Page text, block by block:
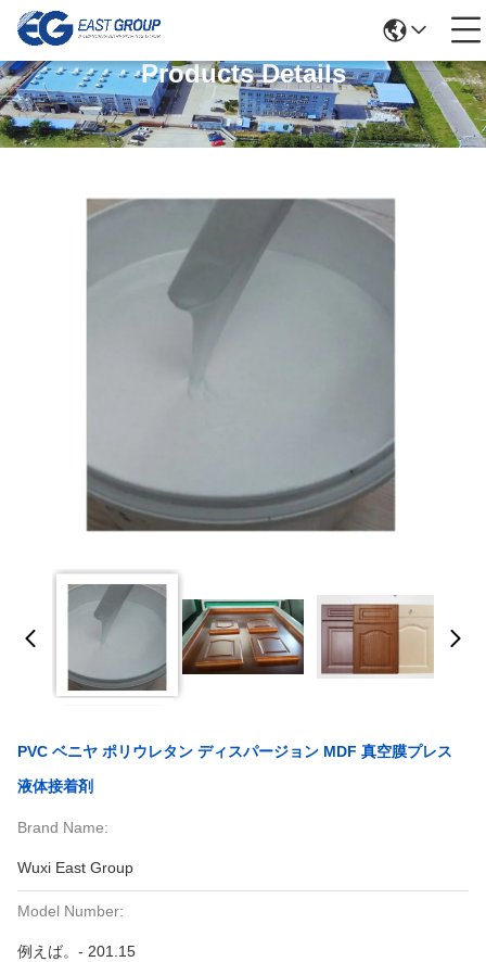
Products Details
PVC ベニヤ ポリウレタン ディスパージョン MDF 真空膜プレス
液体接着剤
Brand Name:
Wuxi East Group
Model Number:
例えば。- 201.15